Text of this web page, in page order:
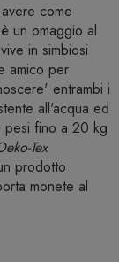
come
un omaggio al
in simbiosi
amico per
entrambi i
all'acqua ed
pesi fino a 20 kg
Tex
prodotto
monete al